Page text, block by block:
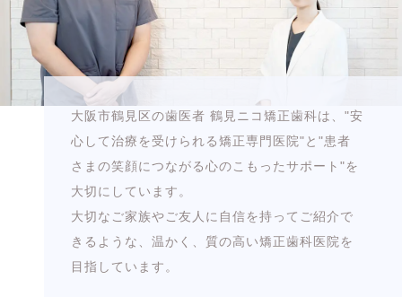
大阪市鶴見区の歯医者 鶴見ニコ矯正歯科は、"安
心して治療を受けられる矯正専門医院"と"患者
さまの笑顔につながる心のこもったサポート"を
大切にしています。
大切なご家族やご友人に自信を持ってご紹介で
きるような、温かく、質の高い矯正歯科医院を
目指しています。